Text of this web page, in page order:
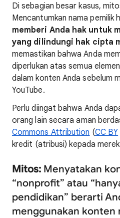
Di sebagian besar kasus,
Mencantumkan nama pemilik
memberi Anda hak untuk
yang dilindungi hak cipta
memastikan bahwa Anda
diperlukan atas semua
dalam konten Anda sebelum
YouTube.
Perlu diingat bahwa Anda
orang lain secara aman
Commons Attribution (CC BY
kredit (atribusi) kepada
Mitos: Menyatakan
“nonprofit” atau
pendidikan” berarti
menggunakan konten